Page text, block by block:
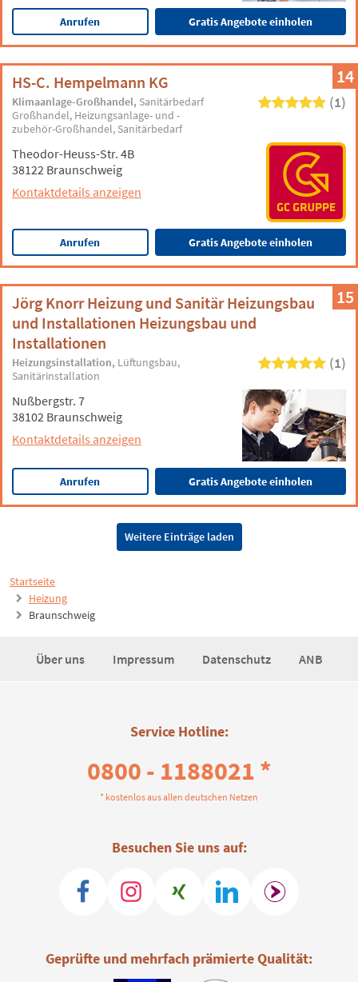
Startseite
Heizung
Braunschweig
Anrufen Gratis Angebote einholen
14
HS-C. Hempelmann KG
Klimaanlage-Großhandel Sanitärbedarf
Großhandel Heizungsanlage- und -
zubehör-Großhandel Sanitärbedarf
(1)
Theodor-Heuss-Str. 4B
38122 Braunschweig
Kontaktdetails anzeigen
Anrufen Gratis Angebote einholen
15
Jörg Knorr Heizung und Sanitär Heizungsbau
und Installationen Heizungsbau und
Installationen
Heizungsinstallation Lüftungsbau
Sanitärinstallation
(1)
Nußbergstr. 7
38102 Braunschweig
Kontaktdetails anzeigen
Anrufen Gratis Angebote einholen
Weitere Einträge laden
Über uns Impressum Datenschutz ANB
Service Hotline:
0800 - 1188021 *
* kostenlos aus allen deutschen Netzen
Besuchen Sie uns auf:
Geprüfte und mehrfach prämierte Qualität: